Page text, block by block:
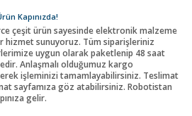
Kapınızda!
çeşit ürün sayesinde elektronik malzeme
hizmet sunuyoruz. Tüm siparişleriniz
uygun olarak paketlenip 48 saat
Anlaşmalı olduğumuz kargo
işleminizi tamamlayabilirsiniz. Teslimat
sayfamıza göz atabilirsiniz. Robotistan
gelir.